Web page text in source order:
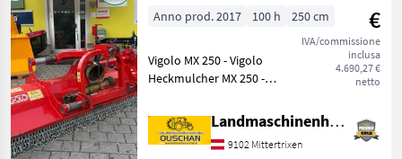
€
IVA/commissione
inclusa
4.690,27 €
netto
Anno prod. 2017 100 h 250 cm
Vigolo MX 250 - Vigolo
Heckmulcher MX 250 -
Hydraulischer
Seitenverschub -
Bodenstützwalze -
Landmaschinenhandel Ouschan Anton
9102 Mittertrixen